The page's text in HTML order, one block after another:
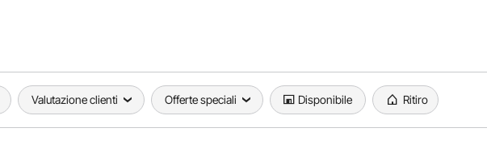
Valutazione clienti Offerte speciali Disponibile Ritiro